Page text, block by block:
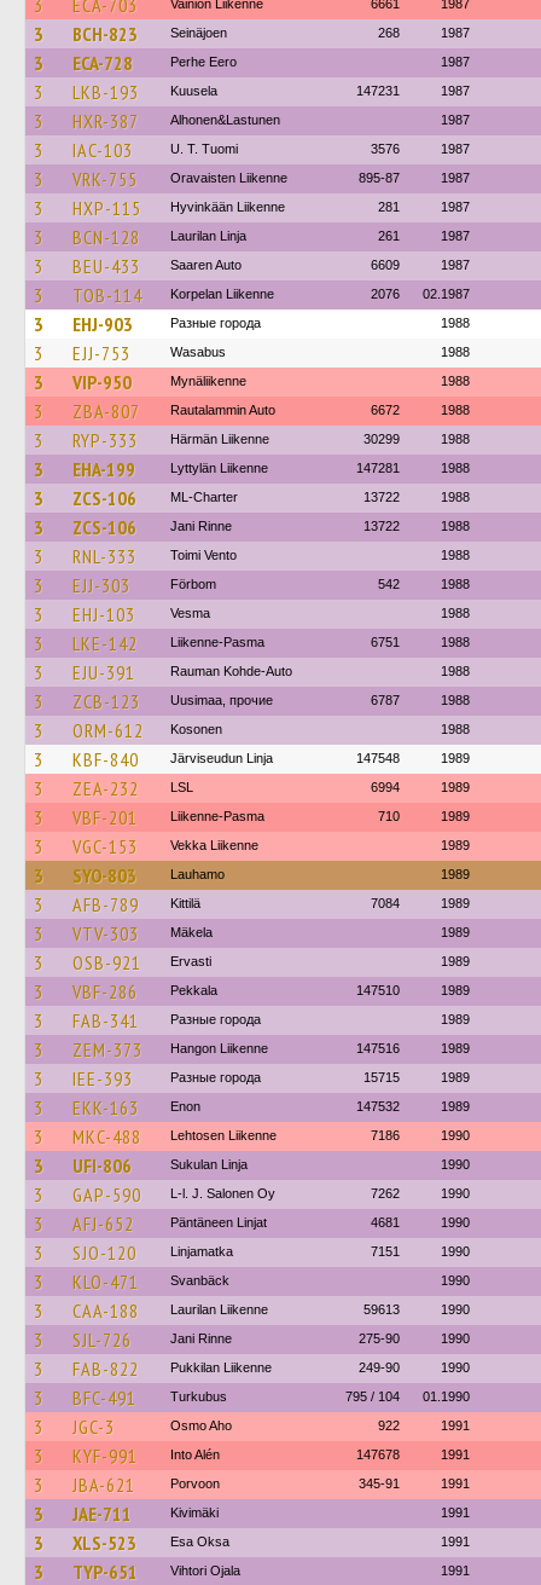
3 ECA-703 Vainion Liikenne 6661 1987
3 BCH-823 Seinäjoen 268 1987
3 ECA-728 Perhe Eero 1987
3 LKB-193 Kuusela 147231 1987
3 HXR-387 Alhonen&Lastunen 1987
3 IAC-103 U. T. Tuomi 3576 1987
3 VRK-755 Oravaisten Liikenne 895-87 1987
3 HXP-115 Hyvinkään Liikenne 281 1987
3 BCN-128 Laurilan Linja 261 1987
3 BEU-433 Saaren Auto 6609 1987
3 TOB-114 Korpelan Liikenne 2076 02.1987
3 EHJ-903 Разные города 1988
3 EJJ-753 Wasabus 1988
3 VIP-950 Mynäliikenne 1988
3 ZBA-807 Rautalammin Auto 6672 1988
3 RYP-333 Härmän Liikenne 30299 1988
3 EHA-199 Lyttylän Liikenne 147281 1988
3 ZCS-106 ML-Charter 13722 1988
3 ZCS-106 Jani Rinne 13722 1988
3 RNL-333 Toimi Vento 1988
3 EJJ-303 Förbom 542 1988
3 EHJ-103 Vesma 1988
3 LKE-142 Liikenne-Pasma 6751 1988
3 EJU-391 Rauman Kohde-Auto 1988
3 ZCB-123 Uusimaa, прочие 6787 1988
3 ORM-612 Kosonen 1988
3 KBF-840 Järviseudun Linja 147548 1989
3 ZEA-232 LSL 6994 1989
3 VBF-201 Liikenne-Pasma 710 1989
3 VGC-153 Vekka Liikenne 1989
3 SYO-803 Lauhamo 1989
3 AFB-789 Kittilä 7084 1989
3 VTV-303 Mäkela 1989
3 OSB-921 Ervasti 1989
3 VBF-286 Pekkala 147510 1989
3 FAB-341 Разные города 1989
3 ZEM-373 Hangon Liikenne 147516 1989
3 IEE-393 Разные города 15715 1989
3 EKK-163 Enon 147532 1989
3 MKC-488 Lehtosen Liikenne 7186 1990
3 UFI-806 Sukulan Linja 1990
3 GAP-590 L-l. J. Salonen Oy 7262 1990
3 AFJ-652 Päntäneen Linjat 4681 1990
3 SJO-120 Linjamatka 7151 1990
3 KLO-471 Svanbäck 1990
3 CAA-188 Laurilan Liikenne 59613 1990
3 SJL-726 Jani Rinne 275-90 1990
3 FAB-822 Pukkilan Liikenne 249-90 1990
3 BFC-491 Turkubus 795 / 104 01.1990
3 JGC-3 Osmo Aho 922 1991
3 KYF-991 Into Alén 147678 1991
3 JBA-621 Porvoon 345-91 1991
3 JAE-711 Kivimäki 1991
3 XLS-523 Esa Oksa 1991
3 TYP-651 Vihtori Ojala 1991